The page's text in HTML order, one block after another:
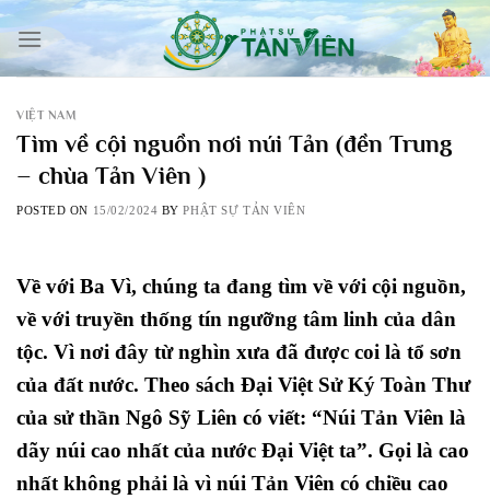
Skip
content
VIỆT NAM
Tìm về cội nguồn nơi núi Tản (đền Trung
– chùa Tản Viên )
POSTED ON 15/02/2024 BYPHẬT SỰ TẢN VIÊN
Về với Ba Vì, chúng ta đang tìm về với cội nguồn,
về với truyền thống tín ngưỡng tâm linh của dân
tộc. Vì nơi đây từ nghìn xưa đã được coi là tổ sơn
của đất nước. Theo sách Đại Việt Sử Ký Toàn Thư
của sử thần Ngô Sỹ Liên có viết: “Núi Tản Viên là
dãy núi cao nhất của nước Đại Việt ta”. Gọi là cao
nhất không phải là vì núi Tản Viên có chiều cao